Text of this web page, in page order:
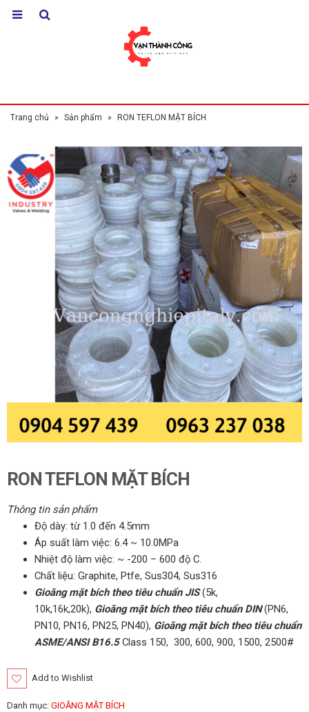
Trang chủ » Sản phẩm » RON TEFLON MẶT BÍCH
RON TEFLON MẶT BÍCH
Thông tin sản phẩm
Độ dày: từ 1.0 đến 4.5mm
Áp suất làm việc: 6.4 ~ 10.0MPa
Nhiệt độ làm việc: ~ -200 – 600 độ C.
Chất liệu: Graphite, Ptfe, Sus304, Sus316
Gioăng mặt bích theo tiêu chuẩn JIS(5k,
10k,16k,20k), Gioăng mặt bích theo tiêu chuẩn DIN(PN6,
PN10, PN16, PN25, PN40), Gioăng mặt bích theo tiêu chuẩn
ASME/ANSI B16.5Class 150, 300, 600, 900, 1500, 2500#
Add to Wishlist
Danh mục: GIOĂNG MẶT BÍCH